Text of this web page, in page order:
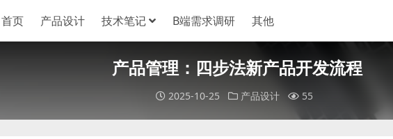
首页 产品设计 技术笔记 B端需求调研 其他
产品管理：四步法新产品开发流程
2025-10-25 产品设计 55